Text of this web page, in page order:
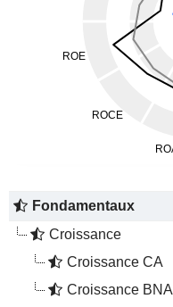
Fondamentaux
Croissance
Croissance CA
Croissance BNA